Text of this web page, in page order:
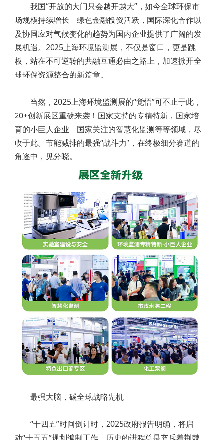
我国“开放的大门只会越开越大”，如今全球环保市
场规模持续增长，绿色金融投资活跃，国际深化合作以
及协同应对气候变化的趋势为国内企业提供了广阔的发
展机遇。2025上海环境监测展，不仅是窗口，更是跳
板，站在不可逆转的共融互通必由之路上，加速掀开全
球环保资源整合的新篇章。
当然，2025上海环境监测展的“觉悟”可不止于此，
20+创新展区重磅来袭！国家支持的专精特新，国家培
育的小巨人企业，国家关注的智慧化监测等等领域，尽
收于此。节能减排的最强“战斗力”，在终极细分赛道的
角逐中，见分晓。
最强大脑，碳全球战略先机
“十四五”时间倒计时，2025政府报告明确，将启
动“十五五”规划编制工作。历史的进程总是充斥着荆棘